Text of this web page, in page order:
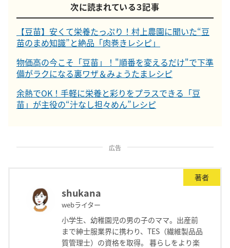
次に読まれている３記事
【豆苗】安くて栄養たっぷり！村上農園に聞いた“豆
苗のまめ知識”と絶品「肉巻きレシピ」
物価高の今こそ「豆苗」！"順番を変えるだけ"で下準
備がラクになる裏ワザ＆みょうたまレシピ
余熱でOK！手軽に栄養と彩りをプラスできる「豆
苗」が主役の“汁なし担々めん”レシピ
広告
著者
shukana
webライター
小学生、幼稚園児の男の子のママ。出産前
まで紳士服業界に携わり、TES（繊維製品品
質管理士）の資格を取得。 暮らしをより楽